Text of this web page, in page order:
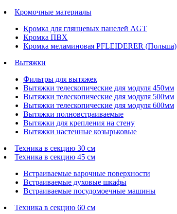
Кромочные материалы
Кромка для глянцевых панелей AGT
Кромка ПВХ
Кромка меламиновая PFLEIDERER (Польша)
Вытяжки
Фильтры для вытяжек
Вытяжки телескопические для модуля 450мм
Вытяжки телескопические для модуля 500мм
Вытяжки телескопические для модуля 600мм
Вытяжки полновстраиваемые
Вытяжки для крепления на стену
Вытяжки настенные козырьковые
Техника в секцию 30 см
Техника в секцию 45 см
Встраиваемые варочные поверхности
Встраиваемые духовые шкафы
Встраиваемые посудомоечные машины
Техника в секцию 60 см